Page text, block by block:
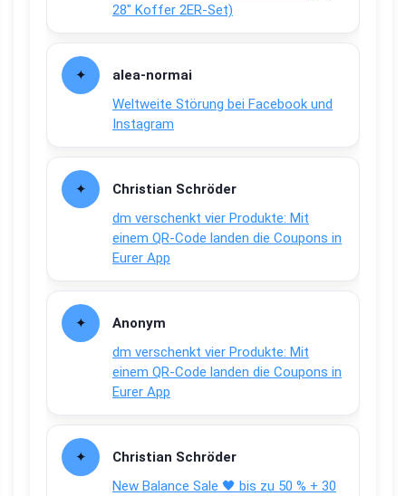
28″ Koffer 2ER-Set)
alea-normai
Weltweite Störung bei Facebook und
Instagram
Christian Schröder
dm verschenkt vier Produkte: Mit
einem QR-Code landen die Coupons in
Eurer App
Anonym
dm verschenkt vier Produkte: Mit
einem QR-Code landen die Coupons in
Eurer App
Christian Schröder
New Balance Sale 🖤 bis zu 50 % + 30